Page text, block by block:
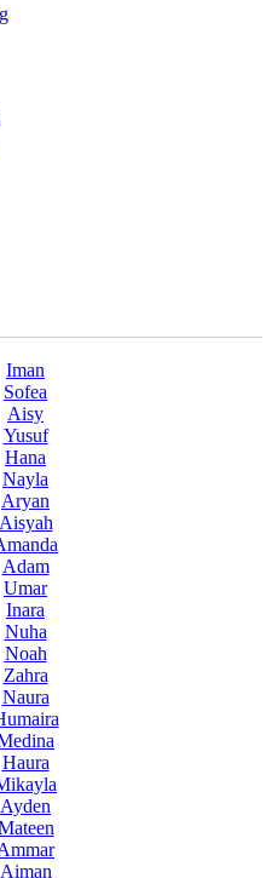
Iman
Sofea
Aisy
Yusuf
Hana
Nayla
Aryan
Aisyah
Adam
Umar
Inara
Nuha
Noah
Zahra
Naura
Haura
Ayden
Aiman